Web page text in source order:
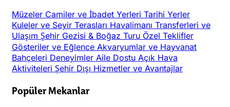
Müzeler Camiler ve İbadet Yerleri Tarihi Yerler
Kuleler ve Seyir Terasları Havalimanı Transferleri ve
Ulaşım Şehir Gezisi & Boğaz Turu Özel Teklifler
Gösteriler ve Eğlence Akvaryumlar ve Hayvanat
Bahçeleri Deneyimler Aile Dostu Açık Hava
Aktiviteleri Şehir Dışı Hizmetler ve Avantajlar
Popüler Mekanlar